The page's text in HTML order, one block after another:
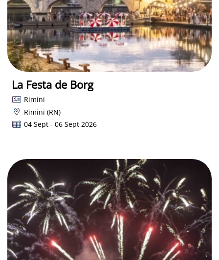
La Festa de Borg
Rimini
Rimini (RN)
04 Sept - 06 Sept 2026